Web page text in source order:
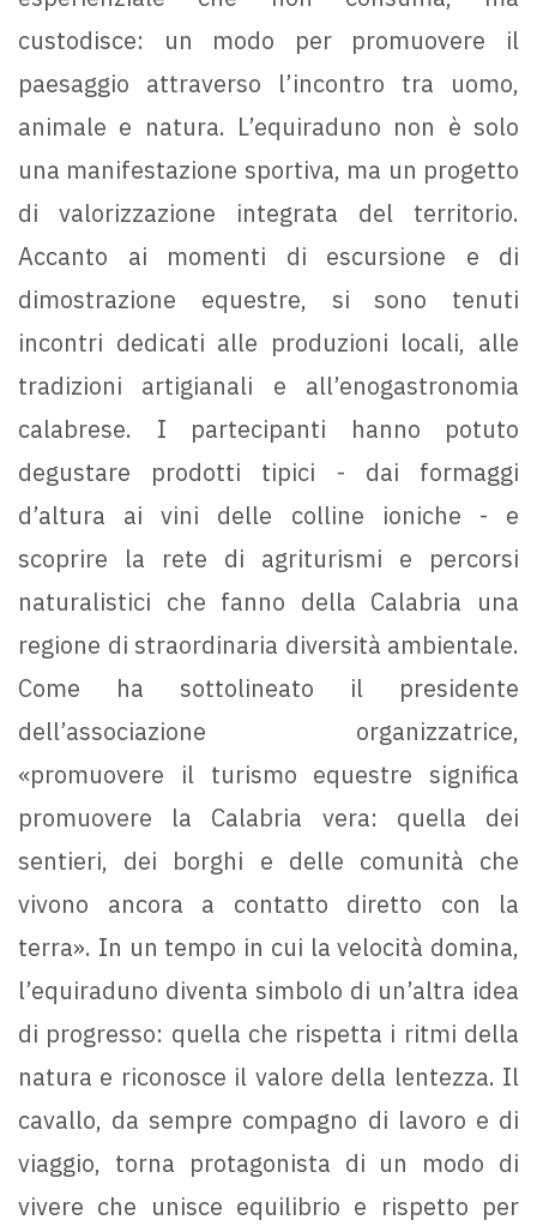
custodisce: un modo per promuovere il
paesaggio attraverso l’incontro tra uomo,
animale e natura. L’equiraduno non è solo
una manifestazione sportiva, ma un progetto
di valorizzazione integrata del territorio.
Accanto ai momenti di escursione e di
dimostrazione equestre, si sono tenuti
incontri dedicati alle produzioni locali, alle
tradizioni artigianali e all’enogastronomia
calabrese. I partecipanti hanno potuto
degustare prodotti tipici - dai formaggi
d’altura ai vini delle colline ioniche - e
scoprire la rete di agriturismi e percorsi
naturalistici che fanno della Calabria una
regione di straordinaria diversità ambientale.
Come ha sottolineato il presidente
dell’associazione organizzatrice,
«promuovere il turismo equestre significa
promuovere la Calabria vera: quella dei
sentieri, dei borghi e delle comunità che
vivono ancora a contatto diretto con la
terra». In un tempo in cui la velocità domina,
l’equiraduno diventa simbolo di un’altra idea
di progresso: quella che rispetta i ritmi della
natura e riconosce il valore della lentezza. Il
cavallo, da sempre compagno di lavoro e di
viaggio, torna protagonista di un modo di
vivere che unisce equilibrio e rispetto per